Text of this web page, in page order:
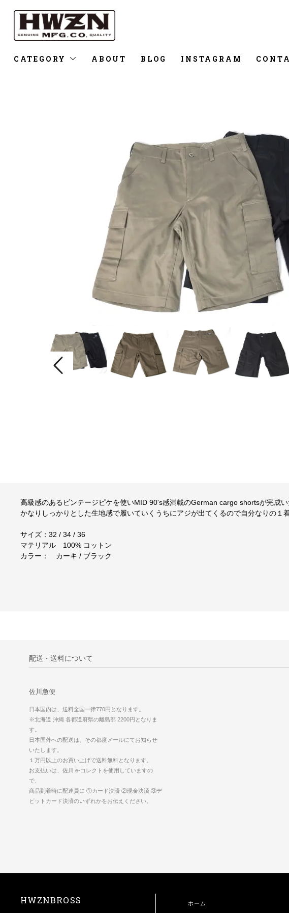
CATEGORY ABOUT BLOG INSTAGRAM
高級感のあるビンテージピケを使いMID 90's感満載のGerman cargo shortsが完成い
かなりしっかりとした生地感で履いていくうちにアジが出てくるので自分なりの１
サイズ：32 / 34 / 36
マテリアル 100% コットン
カラー： カーキ / ブラック
配送・送料について
佐川急便
日本国内は、送料全国一律770円となります。
※北海道 沖縄 各都道府県の離島部 2200円となりま
す。
日本国外への配送は、その都度メールにてお知らせ
いたします。
１万円以上のお買い上げで送料無料となります。
お支払いは、佐川 e-コレクトを使用していますの
で、
商品到着時に配達員に ①カード決済 ②現金決済 ③デ
ビットカード決済のいずれかをお伝えください。
HWZNBROSS ホーム